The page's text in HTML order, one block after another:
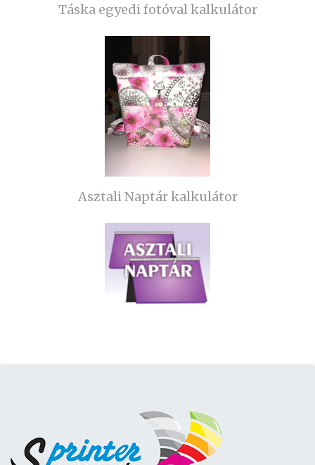
Táska egyedi fotóval kalkulátor
Asztali Naptár kalkulátor